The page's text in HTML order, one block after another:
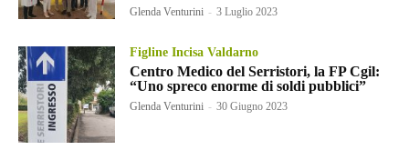
Glenda Venturini - 3 Luglio 2023
Figline Incisa Valdarno
Centro Medico del Serristori, la FP Cgil:
“Uno spreco enorme di soldi pubblici”
Glenda Venturini - 30 Giugno 2023